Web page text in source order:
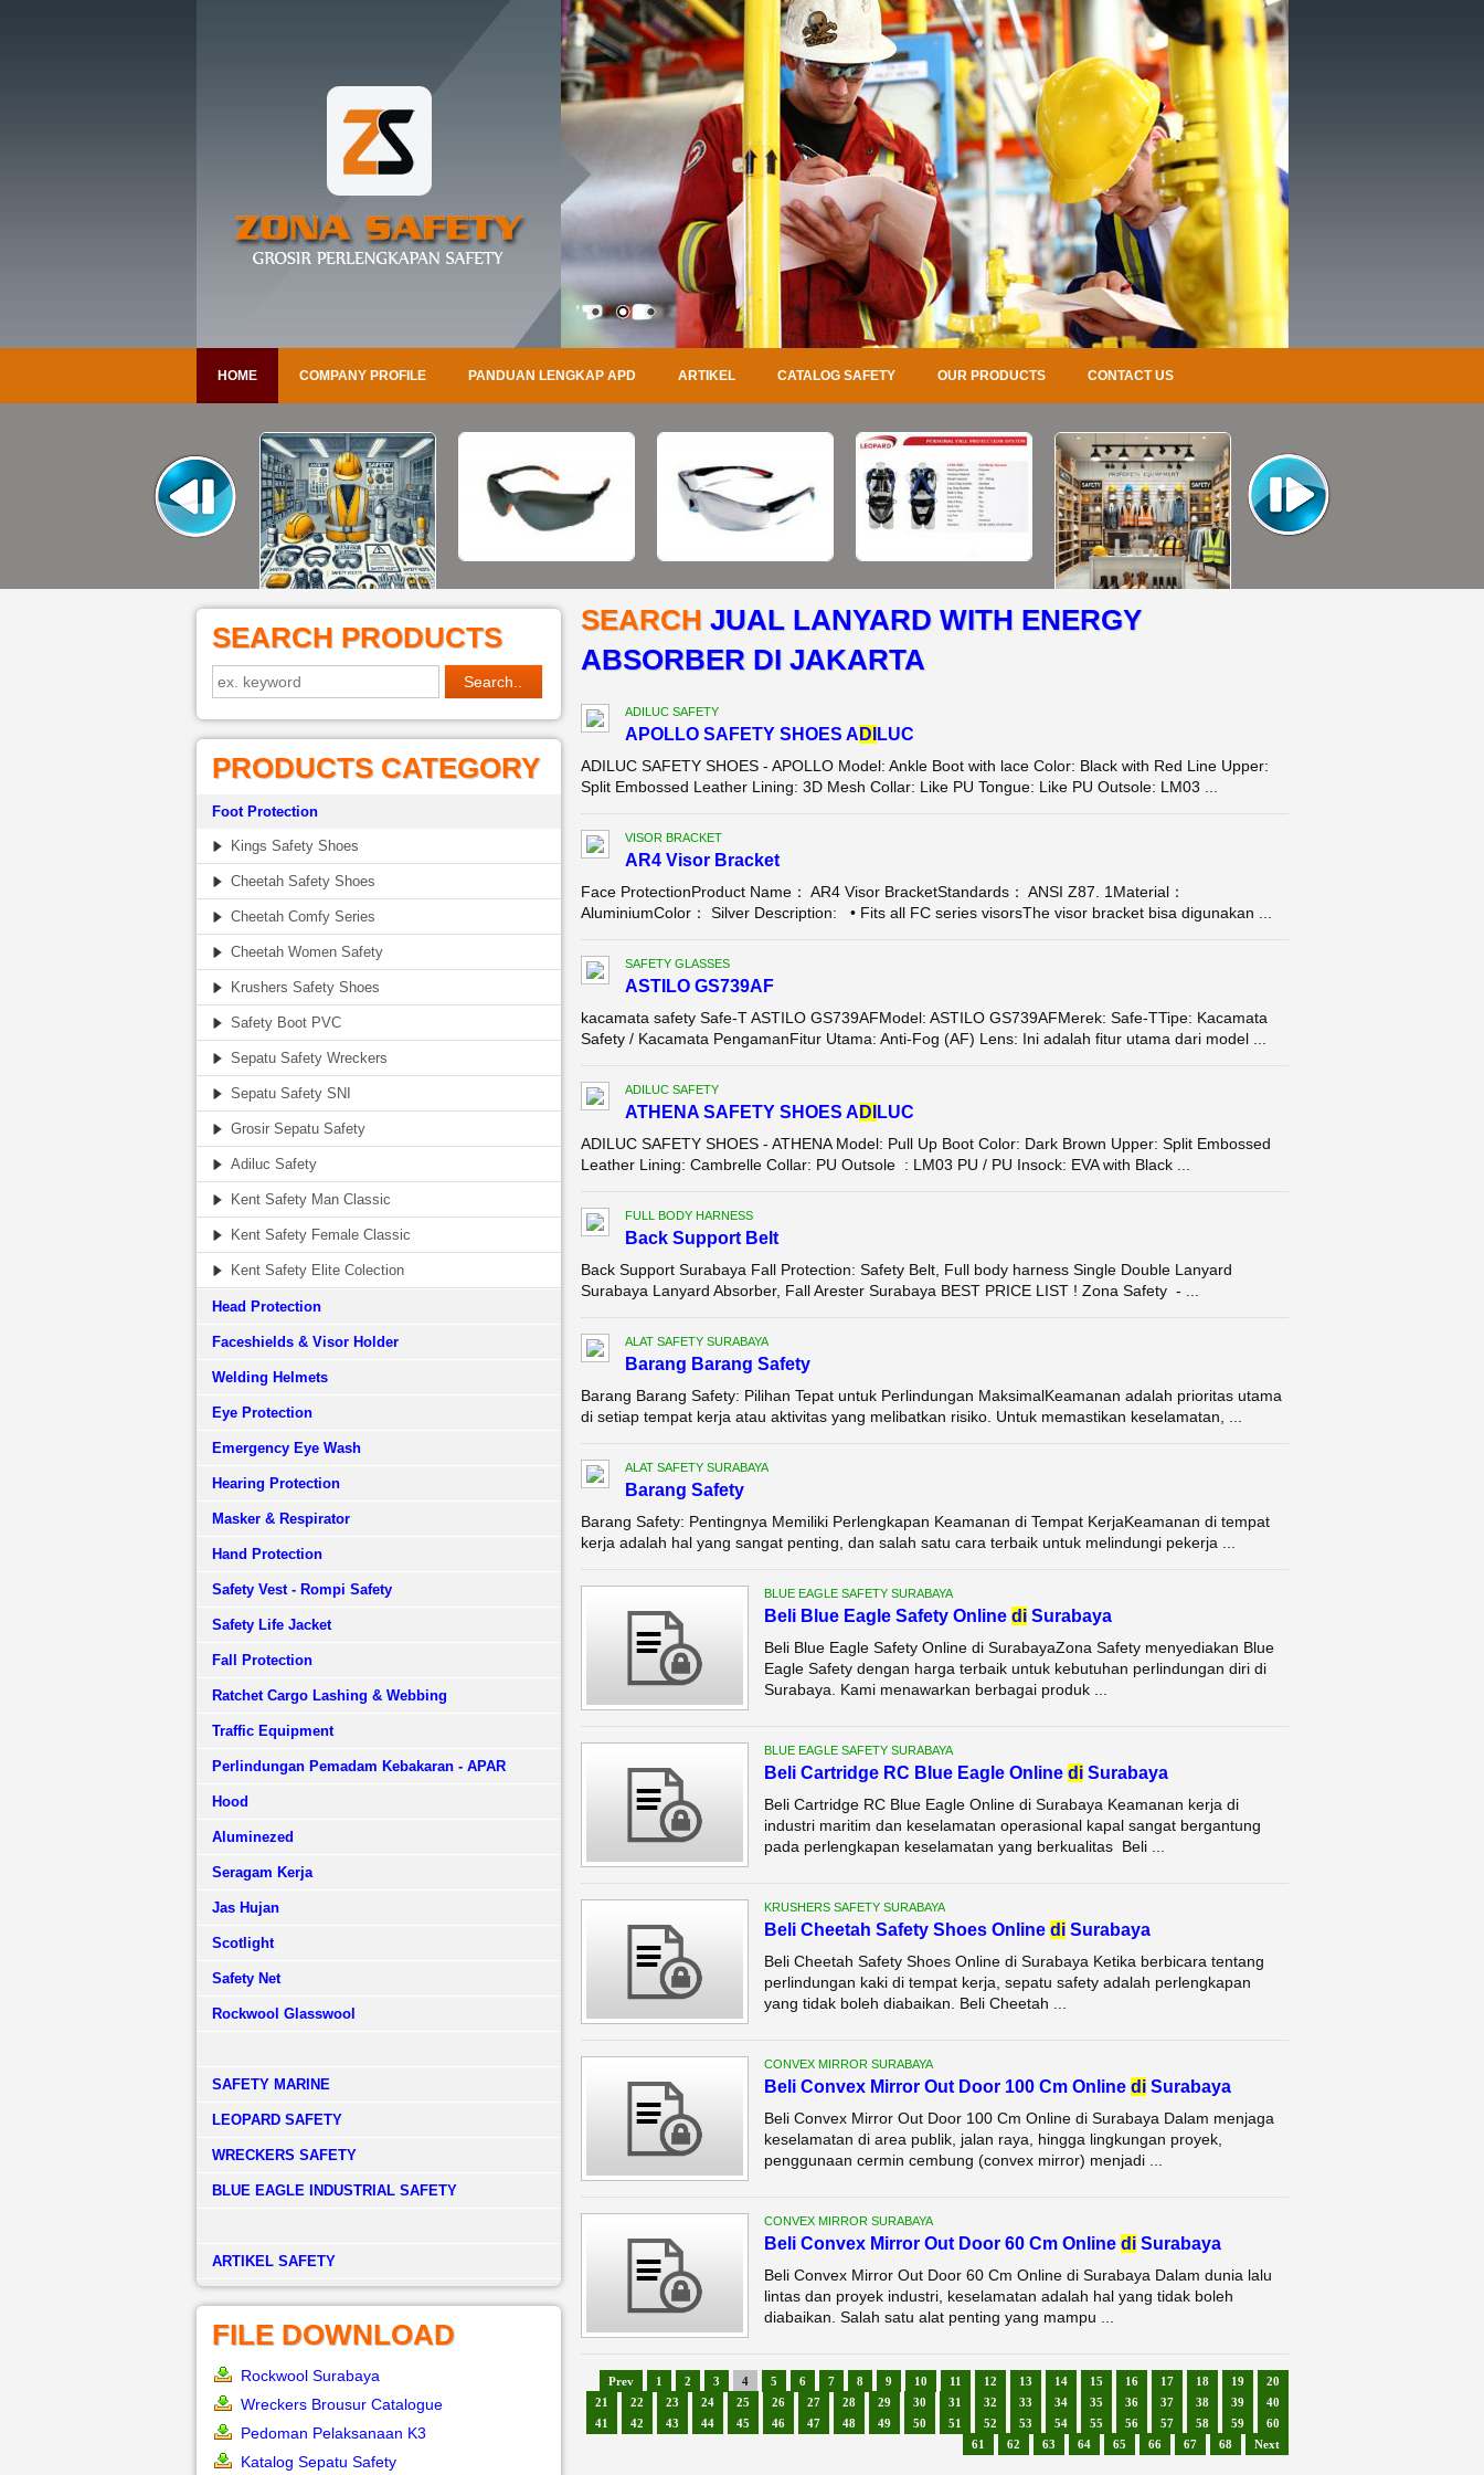
HOME COMPANY PROFILE PANDUAN LENGKAP APD ARTIKEL CATALOG SAFETY OUR PRODUCTS CONTACT US
SEARCH PRODUCTS
PRODUCTS CATEGORY
Foot Protection
Kings Safety Shoes
Cheetah Safety Shoes
Cheetah Comfy Series
Cheetah Women Safety
Krushers Safety Shoes
Safety Boot PVC
Sepatu Safety Wreckers
Sepatu Safety SNI
Grosir Sepatu Safety
Adiluc Safety
Kent Safety Man Classic
Kent Safety Female Classic
Kent Safety Elite Colection
Head Protection
Faceshields & Visor Holder
Welding Helmets
Eye Protection
Emergency Eye Wash
Hearing Protection
Masker & Respirator
Hand Protection
Safety Vest - Rompi Safety
Safety Life Jacket
Fall Protection
Ratchet Cargo Lashing & Webbing
Traffic Equipment
Perlindungan Pemadam Kebakaran - APAR
Hood
Aluminezed
Seragam Kerja
Jas Hujan
Scotlight
Safety Net
Rockwool Glasswool
SAFETY MARINE
LEOPARD SAFETY
WRECKERS SAFETY
BLUE EAGLE INDUSTRIAL SAFETY
­ARTIKEL SAFETY
FILE DOWNLOAD
Rockwool Surabaya
Wreckers Brousur Catalogue
Pedoman Pelaksanaan K3
Katalog Sepatu Safety
SEARCH JUAL LANYARD WITH ENERGY
ABSORBER DI JAKARTA
ADILUC SAFETY
APOLLO SAFETY SHOES A DI LUC
ADILUC SAFETY SHOES - APOLLO Model: Ankle Boot with lace Color: Black with Red Line Upper:
Split Embossed Leather Lining: 3D Mesh Collar: Like PU Tongue: Like PU Outsole: LM03 ...
VISOR BRACKET
AR4 Visor Bracket
Face ProtectionProduct Name： AR4 Visor BracketStandards： ANSI Z87. 1Material：
AluminiumColor： Silver Description: • Fits all FC series visorsThe visor bracket bisa digunakan ...
SAFETY GLASSES
ASTILO GS739AF
kacamata safety Safe-T ASTILO GS739AFModel: ASTILO GS739AFMerek: Safe-TTipe: Kacamata
Safety / Kacamata PengamanFitur Utama: Anti-Fog (AF) Lens: Ini adalah fitur utama dari model ...
ADILUC SAFETY
ATHENA SAFETY SHOES A DI LUC
ADILUC SAFETY SHOES - ATHENA Model: Pull Up Boot Color: Dark Brown Upper: Split Embossed
Leather Lining: Cambrelle Collar: PU Outsole : LM03 PU / PU Insock: EVA with Black ...
FULL BODY HARNESS
Back Support Belt
Back Support Surabaya Fall Protection: Safety Belt, Full body harness Single Double Lanyard
Surabaya Lanyard Absorber, Fall Arester Surabaya BEST PRICE LIST ! Zona Safety - ...
ALAT SAFETY SURABAYA
Barang Barang Safety
Barang Barang Safety: Pilihan Tepat untuk Perlindungan MaksimalKeamanan adalah prioritas utama
di setiap tempat kerja atau aktivitas yang melibatkan risiko. Untuk memastikan keselamatan, ...
ALAT SAFETY SURABAYA
Barang Safety
Barang Safety: Pentingnya Memiliki Perlengkapan Keamanan di Tempat KerjaKeamanan di tempat
kerja adalah hal yang sangat penting, dan salah satu cara terbaik untuk melindungi pekerja ...
BLUE EAGLE SAFETY SURABAYA
Beli Blue Eagle Safety Online diSurabaya
Beli Blue Eagle Safety Online di SurabayaZona Safety menyediakan Blue
Eagle Safety dengan harga terbaik untuk kebutuhan perlindungan diri di
Surabaya. Kami menawarkan berbagai produk ...
BLUE EAGLE SAFETY SURABAYA
Beli Cartridge RC Blue Eagle Online diSurabaya
Beli Cartridge RC Blue Eagle Online di Surabaya Keamanan kerja di
industri maritim dan keselamatan operasional kapal sangat bergantung
pada perlengkapan keselamatan yang berkualitas Beli ...
KRUSHERS SAFETY SURABAYA
Beli Cheetah Safety Shoes Online diSurabaya
Beli Cheetah Safety Shoes Online di Surabaya Ketika berbicara tentang
perlindungan kaki di tempat kerja, sepatu safety adalah perlengkapan
yang tidak boleh diabaikan. Beli Cheetah ...
CONVEX MIRROR SURABAYA
Beli Convex Mirror Out Door 100 Cm Online diSurabaya
Beli Convex Mirror Out Door 100 Cm Online di Surabaya Dalam menjaga
keselamatan di area publik, jalan raya, hingga lingkungan proyek,
penggunaan cermin cembung (convex mirror) menjadi ...
CONVEX MIRROR SURABAYA
Beli Convex Mirror Out Door 60 Cm Online diSurabaya
Beli Convex Mirror Out Door 60 Cm Online di Surabaya Dalam dunia lalu
lintas dan proyek industri, keselamatan adalah hal yang tidak boleh
diabaikan. Salah satu alat penting yang mampu ...
Prev 1 2 3 4 5 6 7 8 9 10 11 12 13 14 15 16 17 18 19
20
21
22 23 24 25 26 27 28 29 30 31 32 33 34 35 36 37 38 39
40
41
42 43 44 45 46 47 48 49 50 51 52 53 54 55 56 57 58 59
60
61
62 63 64 65 66 67 68 Next